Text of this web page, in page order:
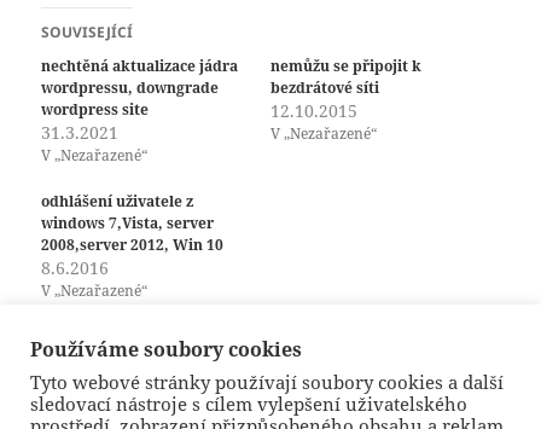
SOUVISEJÍCÍ
nechtěná aktualizace jádra
wordpressu, downgrade
wordpress site
31.3.2021
V „Nezařazené“
nemůžu se připojit k
bezdrátové síti
12.10.2015
V „Nezařazené“
odhlášení uživatele z
windows 7,Vista, server
2008,server 2012, Win 10
8.6.2016
V „Nezařazené“
Publikováno:
18.10.2013 Autor:
lukas Rubriky:
počítače
Používáme soubory cookies
Tyto webové stránky používají soubory cookies a další
sledovací nástroje s cílem vylepšení uživatelského